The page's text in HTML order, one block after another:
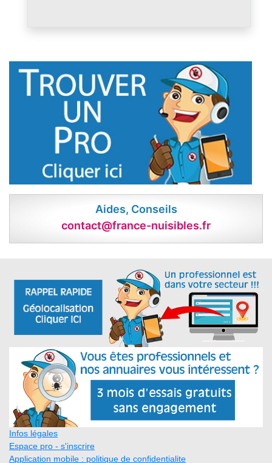
Aides, Conseils
contact@france-nuisibles.fr
Infos légales
Espace pro - s'inscrire
Application mobile : politique de confidentialite